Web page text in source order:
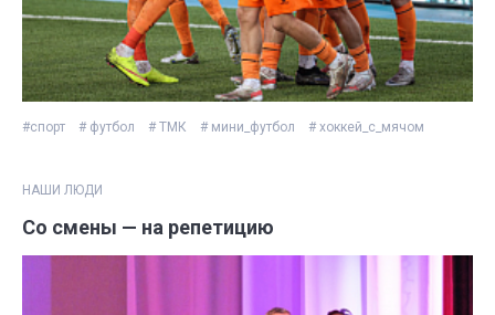
#спорт # футбол # ТМК # мини_футбол # хоккей_с_мячом
НАШИ ЛЮДИ
Со смены — на репетицию